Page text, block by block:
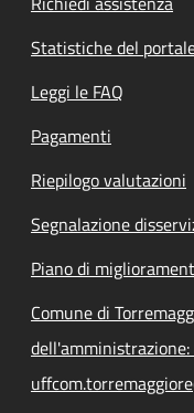
Statistiche del
Leggi le FAQ
Pagamenti
Riepilogo valutazioni
Segnalazione
Piano di
Comune di